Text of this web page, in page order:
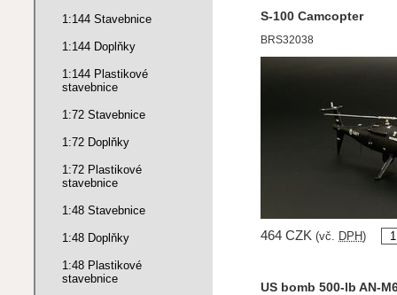
S-100 Camcopter
BRS32038
464 CZK (vč. DPH )
US bomb 500-lb AN-
1:144 Stavebnice
1:144 Doplňky
1:144 Plastikové
stavebnice
1:72 Stavebnice
1:72 Doplňky
1:72 Plastikové
stavebnice
1:48 Stavebnice
1:48 Doplňky
1:48 Plastikové
stavebnice